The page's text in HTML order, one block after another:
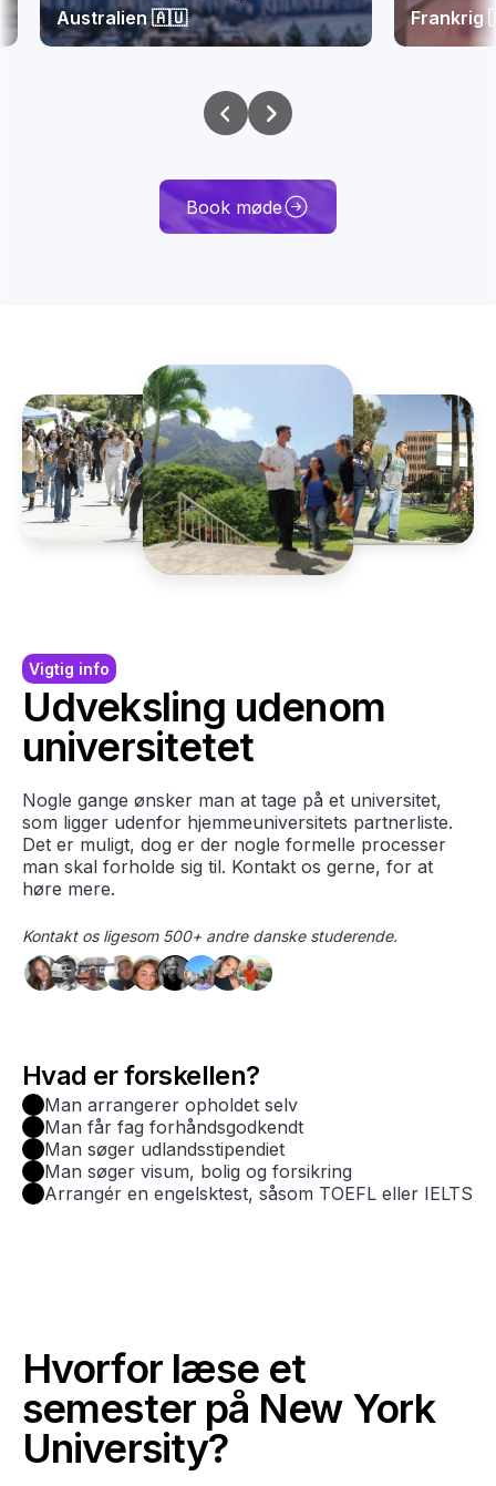
Australien 🇦🇺 Frankrig
Book møde
Vigtig info
Udveksling udenom
universitetet
Nogle gange ønsker man at tage på et universitet,
som ligger udenfor hjemmeuniversitets partnerliste.
Det er muligt, dog er der nogle formelle processer
man skal forholde sig til. Kontakt os gerne, for at
høre mere.
Kontakt os ligesom 500+ andre danske studerende.
Hvad er forskellen?
Man arrangerer opholdet selv
Man får fag forhåndsgodkendt
Man søger udlandsstipendiet
Man søger visum, bolig og forsikring
Arrangér en engelsktest, såsom TOEFL eller IELTS
Hvorfor læse et
semester på New York
University?